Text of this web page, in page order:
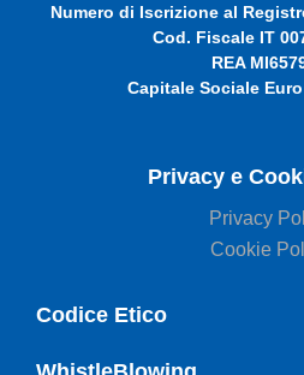
Numero di Iscrizione al
Cod. Fiscale IT
REA
Capitale Sociale
Privacy e
Privacy
Cookie
Codice Etico